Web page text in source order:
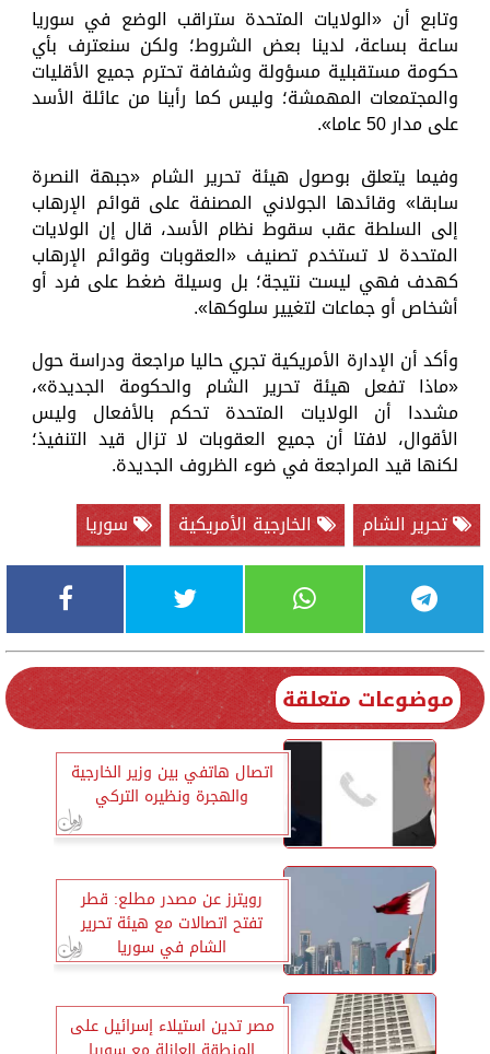
وتابع أن «الولايات المتحدة ستراقب الوضع في سوريا
ساعة بساعة، لدينا بعض الشروط؛ ولكن سنعترف بأي
حكومة مستقبلية مسؤولة وشفافة تحترم جميع الأقليات
والمجتمعات المهمشة؛ وليس كما رأينا من عائلة الأسد
على مدار 50 عاما».
وفيما يتعلق بوصول هيئة تحرير الشام «جبهة النصرة
سابقا» وقائدها الجولاني المصنفة على قوائم الإرهاب
إلى السلطة عقب سقوط نظام الأسد، قال إن الولايات
المتحدة لا تستخدم تصنيف «العقوبات وقوائم الإرهاب
كهدف فهي ليست نتيجة؛ بل وسيلة ضغط على فرد أو
أشخاص أو جماعات لتغيير سلوكها».
وأكد أن الإدارة الأمريكية تجري حاليا مراجعة ودراسة حول
«ماذا تفعل هيئة تحرير الشام والحكومة الجديدة»،
مشددا أن الولايات المتحدة تحكم بالأفعال وليس
الأقوال، لافتا أن جميع العقوبات لا تزال قيد التنفيذ؛
لكنها قيد المراجعة في ضوء الظروف الجديدة.
تحرير الشام
الخارجية الأمريكية سوريا
موضوعات متعلقة
اتصال هاتفي بين وزير الخارجية
والهجرة ونظيره التركي
رويترز عن مصدر مطلع: قطر
تفتح اتصالات مع هيئة تحرير
الشام في سوريا
مصر تدين استيلاء إسرائيل على